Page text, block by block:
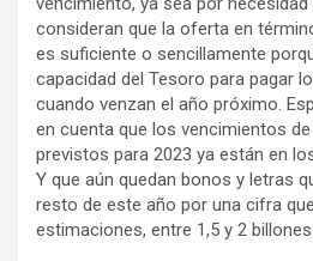
consideran que la oferta en
es suficiente o sencillamente
capacidad del Tesoro para pagar
cuando venzan el año próximo.
en cuenta que los vencimientos
previstos para 2023 ya están en
Y que aún quedan bonos y letras
resto de este año por una cifra
estimaciones, entre 1,5 y 2